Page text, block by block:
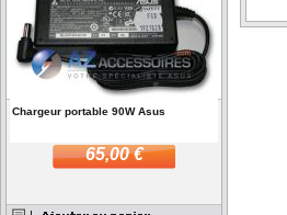
Chargeur portable 90W Asus
65,00 €